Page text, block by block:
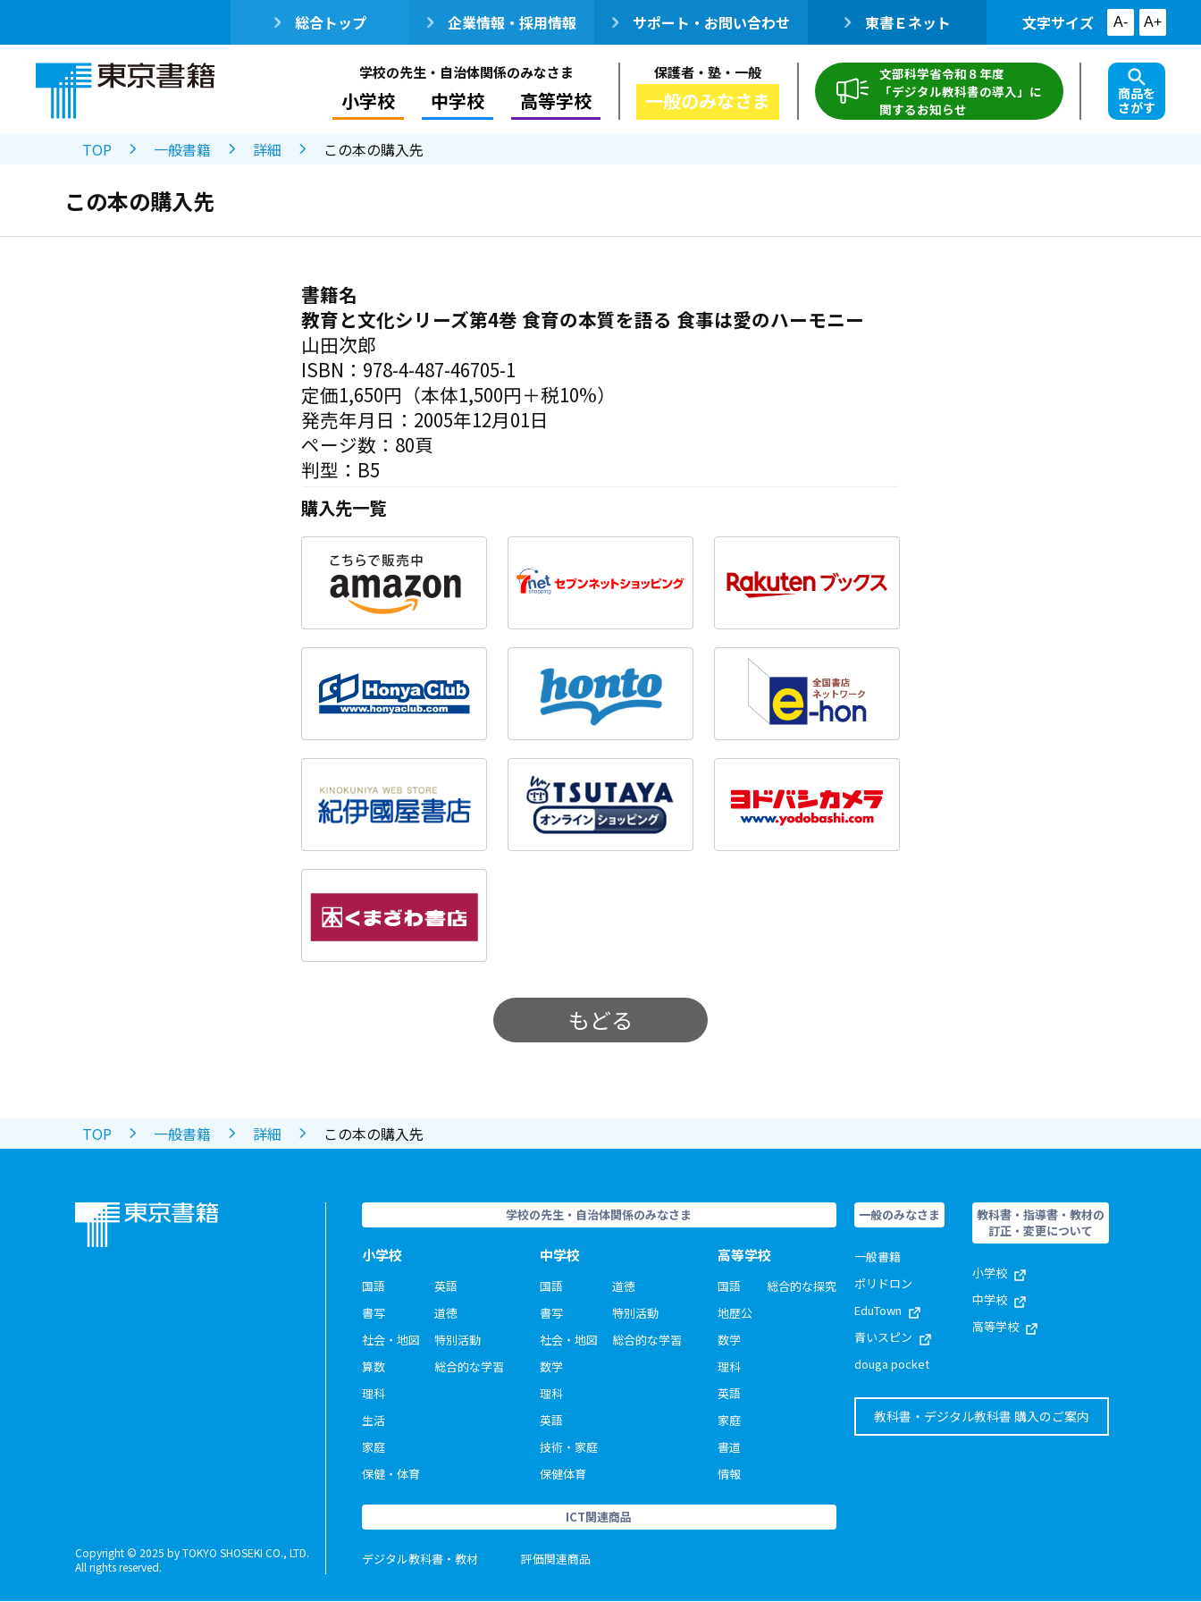
総合トップ 企業情報・採用情報 サポート・お問い合わせ 東書Ｅネット 文字サイズ A- A+
学校の先生・自治体関係のみなさま
小学校 中学校 高等学校
保護者・塾・一般
一般のみなさま
文部科学省令和８年度
「デジタル教科書の導入」に
関するお知らせ
商品を
さがす
TOP 一般書籍 詳細 この本の購入先
この本の購入先
書籍名
教育と文化シリーズ第4巻 食育の本質を語る 食事は愛のハーモニー
山田次郎
ISBN：978-4-487-46705-1
定価1,650円（本体1,500円＋税10%）
発売年月日：2005年12月01日
ページ数：80頁
判型：B5
購入先一覧
もどる
TOP 一般書籍 詳細 この本の購入先
Copyright © 2025 by TOKYO SHOSEKI CO., LTD.
All rights reserved.
学校の先生・自治体関係のみなさま
小学校
国語
書写
社会・地図
算数
理科
生活
家庭
保健・体育
英語
道徳
特別活動
総合的な学習
中学校
国語
書写
社会・地図
数学
理科
英語
技術・家庭
保健体育
道徳
特別活動
総合的な学習
高等学校
国語
地歴公
数学
理科
英語
家庭
書道
情報
総合的な探究
ICT関連商品
デジタル教科書・教材 評価関連商品
一般のみなさま
一般書籍
ポリドロン
EduTown
青いスピン
douga pocket
教科書・指導書・教材の
訂正・変更について
小学校
中学校
高等学校
教科書・デジタル教科書 購入のご案内